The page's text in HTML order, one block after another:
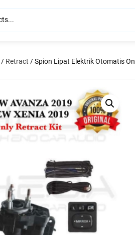
/ Retract / Spion Lipat Elektrik Otomatis